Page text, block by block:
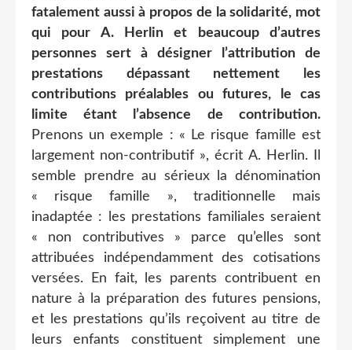
fatalement aussi à propos de la solidarité, mot
qui pour A. Herlin et beaucoup d’autres
personnes sert à désigner l’attribution de
prestations dépassant nettement les
contributions préalables ou futures, le cas
limite étant l’absence de contribution.
Prenons un exemple : « Le risque famille est
largement non-contributif », écrit A. Herlin. Il
semble prendre au sérieux la dénomination
« risque famille », traditionnelle mais
inadaptée : les prestations familiales seraient
« non contributives » parce qu’elles sont
attribuées indépendamment des cotisations
versées. En fait, les parents contribuent en
nature à la préparation des futures pensions,
et les prestations qu’ils reçoivent au titre de
leurs enfants constituent simplement une